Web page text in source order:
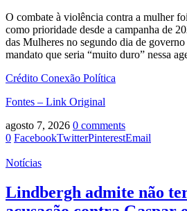
O combate à violência contra a mulher
como prioridade desde a campanha de
das Mulheres no segundo dia de
mandato que seria “muito duro” nessa
Crédito Conexão Política
Fontes – Link Original
agosto 7, 2026 0 comments
0 FacebookTwitterPinterestEmail
Notícias
Lindbergh admite não